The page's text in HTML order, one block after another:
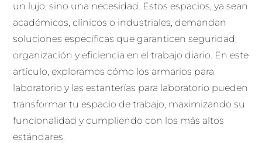
un lujo, sino una necesidad. Estos espacios, ya sean
académicos, clínicos o industriales, demandan
soluciones específicas que garanticen seguridad,
organización y eficiencia en el trabajo diario. En este
artículo, exploramos cómo los armarios para
laboratorio y las estanterías para laboratorio pueden
transformar tu espacio de trabajo, maximizando su
funcionalidad y cumpliendo con los más altos
estándares.